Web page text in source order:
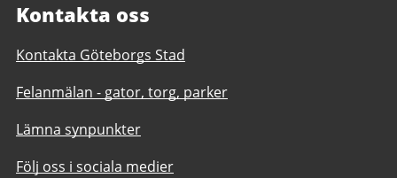
Kontakta oss
Kontakta Göteborgs Stad
Felanmälan - gator, torg, parker
Lämna synpunkter
Följ oss i sociala medier